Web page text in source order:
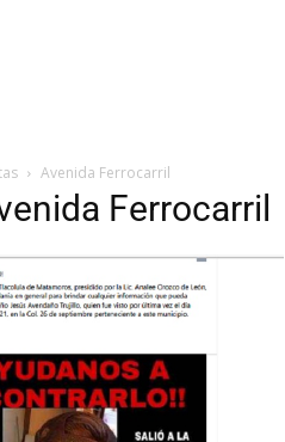
Avenida Ferrocarril
Ferrocarril